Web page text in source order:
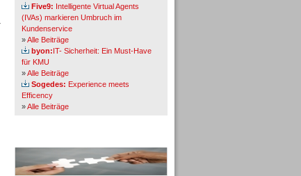
Five9: Intelligente Virtual Agents
(IVAs) markieren Umbruch im
Kundenservice
»Alle Beiträge
byon:IT- Sicherheit: Ein Must-Have
für KMU
»Alle Beiträge
Sogedes: Experience meets
Efficency
»Alle Beiträge